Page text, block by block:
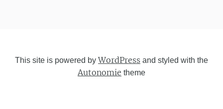
This site is powered byWordPress and styled with the
Autonomie theme